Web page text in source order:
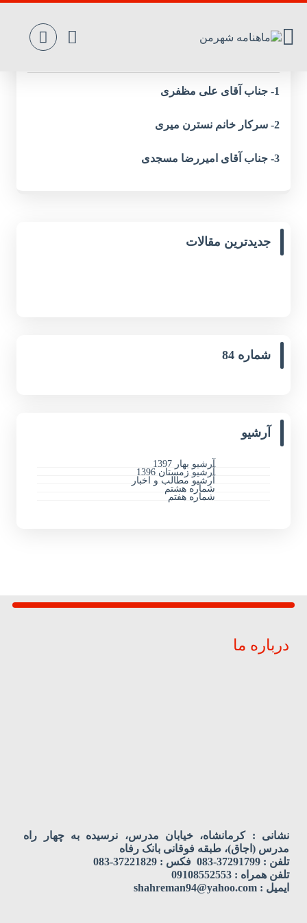
1- جناب آقای علی مظفری
2- سرکار خانم نسترن میری
3- جناب آقای امیررضا مسجدی
جدیدترین مقالات
شماره 84
آرشیو
آرشیو بهار 1397
آرشیو زمستان 1396
آرشیو مطالب و اخبار
شماره هشتم
شماره هفتم
درباره ما
نشانی : کرمانشاه، خیابان مدرس، نرسیده به چهار راه
مدرس (اجاق)، طبقه فوقانی بانک رفاه
تلفن : 37291799-083 فکس : 37221829-083
تلفن همراه : 09108552553
ایمیل : shahreman94@yahoo.com